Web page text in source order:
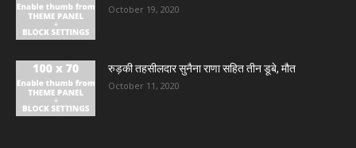
October 19, 2020
रुड़की तहसीलदार सुनैना राणा सहित तीन डूबे, मौत
October 11, 2020